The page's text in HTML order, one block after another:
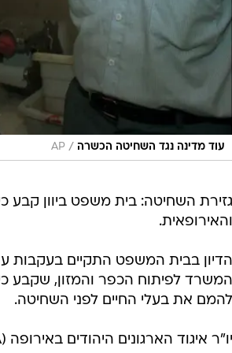
עוד מדינה נגד השחיטה הכשרה /
AP
גזירת השחיטה: בית משפט ביוון קבע
והאירופאית.
הדיון בבית המשפט התקיים בעקבות
המשרד לפיתוח הכפר והמזון, שקבע
להמם את בעלי החיים לפני השחיטה.